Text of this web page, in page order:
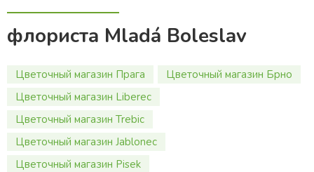
флориста Mladá Boleslav
Цветочный магазин Прага
Цветочный магазин Брно
Цветочный магазин Liberec
Цветочный магазин Trebic
Цветочный магазин Jablonec
Цветочный магазин Pisek